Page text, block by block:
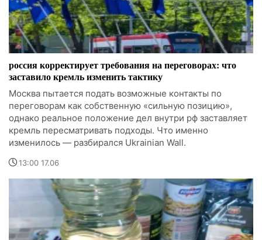
россия корректирует требования на переговорах: что
заставило кремль изменить тактику
Москва пытается подать возможные контакты по
переговорам как собственную «сильную позицию»,
однако реальное положение дел внутри рф заставляет
кремль пересматривать подходы. Что именно
изменилось — разбирался Ukrainian Wall.
13:00 17.06